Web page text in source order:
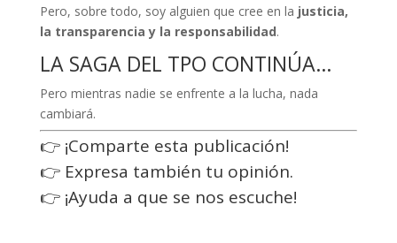
Pero, sobre todo, soy alguien que cree en la justicia,
la transparencia y la responsabilidad.
LA SAGA DEL TPO CONTINÚA…
Pero mientras nadie se enfrente a la lucha, nada
cambiará.
👉 ¡Comparte esta publicación!
👉 Expresa también tu opinión.
👉 ¡Ayuda a que se nos escuche!